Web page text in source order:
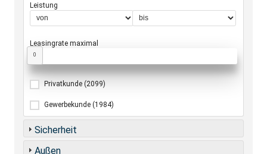
Leistung
Leasingrate maximal
0
Privatkunde (2099)
Gewerbekunde (1984)
Sicherheit
Außen